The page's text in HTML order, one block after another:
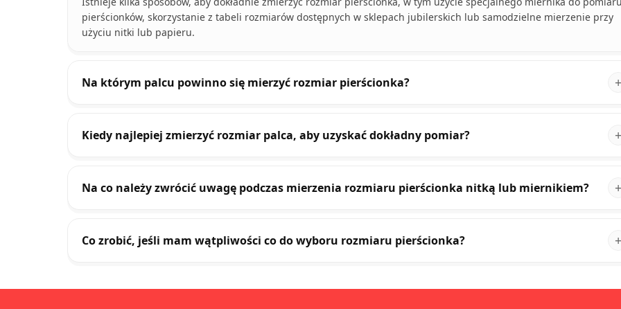
pierścionków, skorzystanie z tabeli rozmiarów dostępnych w sklepach jubilerskich lub samodzielne mierzenie przy
użyciu nitki lub papieru.
Na którym palcu powinno się mierzyć rozmiar pierścionka?
Kiedy najlepiej zmierzyć rozmiar palca, aby uzyskać dokładny pomiar?
Na co należy zwrócić uwagę podczas mierzenia rozmiaru pierścionka nitką lub miernikiem?
Co zrobić, jeśli mam wątpliwości co do wyboru rozmiaru pierścionka?